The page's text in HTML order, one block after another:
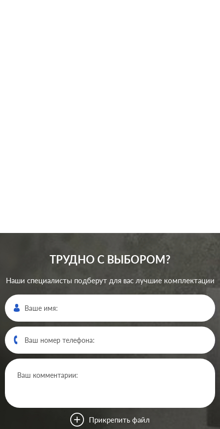
Производ.:
ТРУДНО С ВЫБОРОМ?
Наши специалисты подберут для вас лучшие комплектации
Прикрепить файл